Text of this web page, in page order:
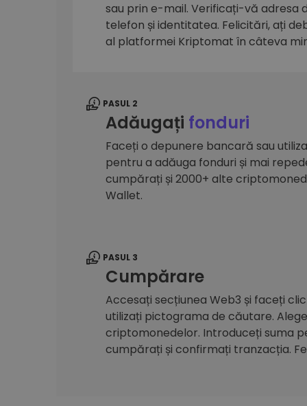
Explorator de investiții
Găsește-ți strategia cripto
sau prin e-mail. Verificați-vă adresa
telefon și identitatea. Felicitări, ați
al platformei Kriptomat în câteva
PASUL 2
Adăugați fonduri
Faceți o depunere bancară sau
pentru a adăuga fonduri și mai
cumpărați și 2000+ alte
Wallet.
PASUL 3
Cumpărare
Accesați secțiunea Web3 și faceți
utilizați pictograma de căutare.
criptomonedelor. Introduceți suma
cumpărați și confirmați tranzacția.